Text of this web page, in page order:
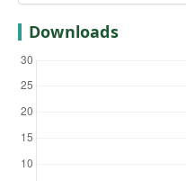
Downloads